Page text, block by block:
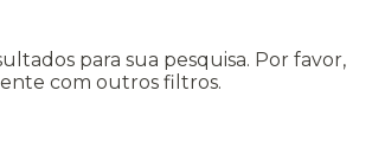
para sua pesquisa. Por favor,
com outros filtros.